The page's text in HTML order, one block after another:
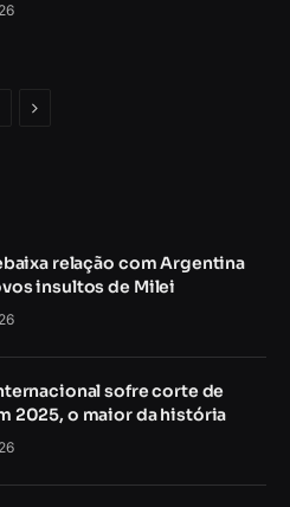
Próximo
relação com Argentina
insultos de Milei
sofre corte de
2025, o maior da história